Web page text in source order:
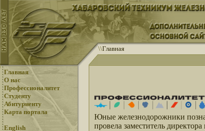
\\Главная
Главная
О нас
Профессионалитет
Студенту
Абитуриенту
Карта портала
English
Юные железнодорожники
провела заместитель